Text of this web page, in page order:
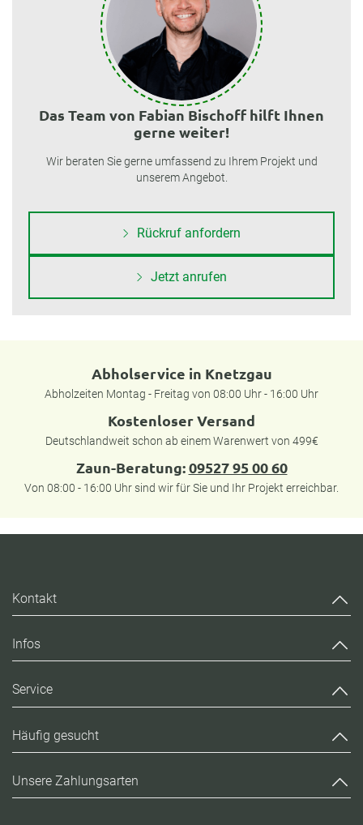
Das Team von Fabian Bischoff hilft Ihnen
gerne weiter!
Wir beraten Sie gerne umfassend zu Ihrem Projekt und
unserem Angebot.
Rückruf anfordern
Jetzt anrufen
Abholservice in Knetzgau
Abholzeiten Montag - Freitag von 08:00 Uhr - 16:00 Uhr
Kostenloser Versand
Deutschlandweit schon ab einem Warenwert von 499€
Zaun-Beratung:09527 95 00 60
Von 08:00 - 16:00 Uhr sind wir für Sie und Ihr Projekt erreichbar.
Kontakt
Infos
Service
Häufig gesucht
Unsere Zahlungsarten